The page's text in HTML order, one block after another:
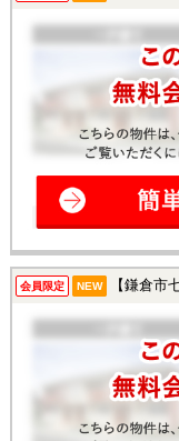
会員限定 NEW 【鎌倉市